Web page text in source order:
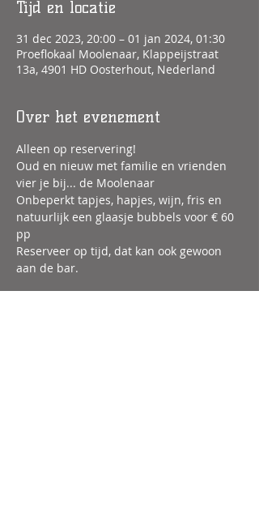
Tijd en locatie
31 dec 2023, 20:00 – 01 jan 2024, 01:30
Proeflokaal Moolenaar, Klappeijstraat
13a, 4901 HD Oosterhout, Nederland
Over het evenement
Alleen op reservering!
Oud en nieuw met familie en vrienden
vier je bij... de Moolenaar
Onbeperkt tapjes, hapjes, wijn, fris en
natuurlijk een glaasje bubbels voor € 60
pp
Reserveer op tijd, dat kan ook gewoon
aan de bar.